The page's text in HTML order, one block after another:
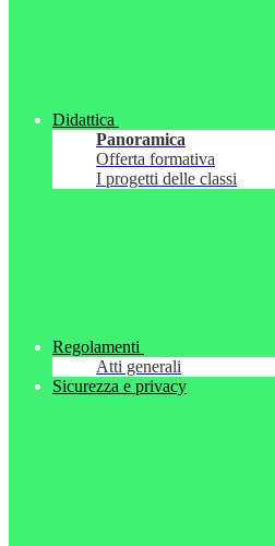
Didattica
Panoramica
Offerta formativa
I progetti delle classi
Regolamenti
Atti generali
Sicurezza e privacy